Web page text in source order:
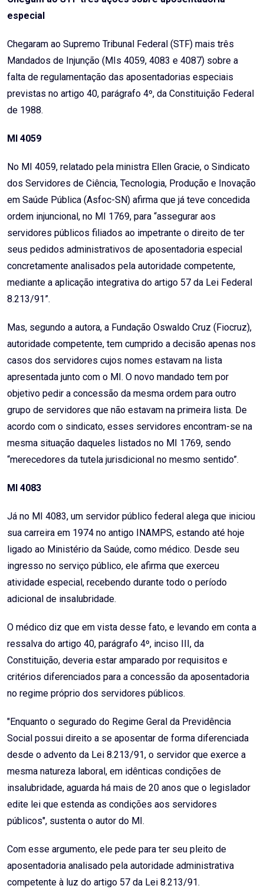
especial
Chegaram ao Supremo Tribunal Federal (STF) mais três
Mandados de Injunção (MIs 4059, 4083 e 4087) sobre a
falta de regulamentação das aposentadorias especiais
previstas no artigo 40, parágrafo 4º, da Constituição Federal
de 1988.
MI 4059
No MI 4059, relatado pela ministra Ellen Gracie, o Sindicato
dos Servidores de Ciência, Tecnologia, Produção e Inovação
em Saúde Pública (Asfoc-SN) afirma que já teve concedida
ordem injuncional, no MI 1769, para “assegurar aos
servidores públicos filiados ao impetrante o direito de ter
seus pedidos administrativos de aposentadoria especial
concretamente analisados pela autoridade competente,
mediante a aplicação integrativa do artigo 57 da Lei Federal
8.213/91”.
Mas, segundo a autora, a Fundação Oswaldo Cruz (Fiocruz),
autoridade competente, tem cumprido a decisão apenas nos
casos dos servidores cujos nomes estavam na lista
apresentada junto com o MI. O novo mandado tem por
objetivo pedir a concessão da mesma ordem para outro
grupo de servidores que não estavam na primeira lista. De
acordo com o sindicato, esses servidores encontram-se na
mesma situação daqueles listados no MI 1769, sendo
“merecedores da tutela jurisdicional no mesmo sentido”.
MI 4083
Já no MI 4083, um servidor público federal alega que iniciou
sua carreira em 1974 no antigo INAMPS, estando até hoje
ligado ao Ministério da Saúde, como médico. Desde seu
ingresso no serviço público, ele afirma que exerceu
atividade especial, recebendo durante todo o período
adicional de insalubridade.
O médico diz que em vista desse fato, e levando em conta a
ressalva do artigo 40, parágrafo 4º, inciso III, da
Constituição, deveria estar amparado por requisitos e
critérios diferenciados para a concessão da aposentadoria
no regime próprio dos servidores públicos.
"Enquanto o segurado do Regime Geral da Previdência
Social possui direito a se aposentar de forma diferenciada
desde o advento da Lei 8.213/91, o servidor que exerce a
mesma natureza laboral, em idênticas condições de
insalubridade, aguarda há mais de 20 anos que o legislador
edite lei que estenda as condições aos servidores
públicos", sustenta o autor do MI.
Com esse argumento, ele pede para ter seu pleito de
aposentadoria analisado pela autoridade administrativa
competente à luz do artigo 57 da Lei 8.213/91.